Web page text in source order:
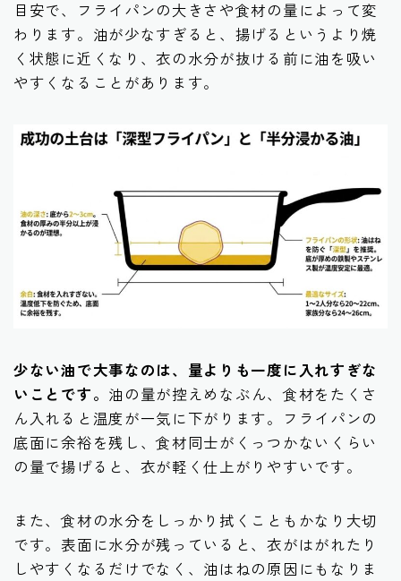
目安で、フライパンの大きさや食材の量によって変
わります。油が少なすぎると、揚げるというより焼
く状態に近くなり、衣の水分が抜ける前に油を吸い
やすくなることがあります。
少ない油で大事なのは、量よりも一度に入れすぎな
いことです。 油の量が控えめなぶん、食材をたくさ
ん入れると温度が一気に下がります。フライパンの
底面に余裕を残し、食材同士がくっつかないくらい
の量で揚げると、衣が軽く仕上がりやすいです。
また、食材の水分をしっかり拭くこともかなり大切
です。表面に水分が残っていると、衣がはがれたり
しやすくなるだけでなく、油はねの原因にもなりま